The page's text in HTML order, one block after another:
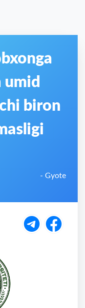
umid
biron
- Gyote